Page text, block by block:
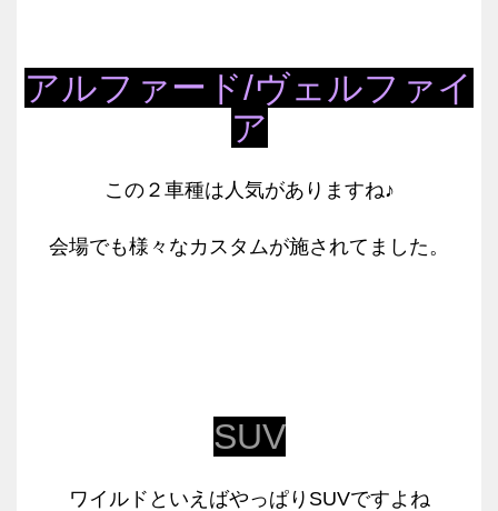
アルファード/ヴェルファイ
ア
この２車種は人気がありますね♪
会場でも様々なカスタムが施されてました。
SUV
ワイルドといえばやっぱりSUVですよね